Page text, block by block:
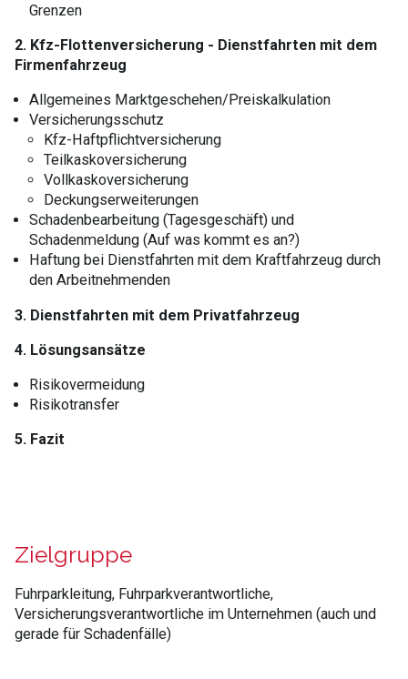
Grenzen
2. Kfz-Flottenversicherung - Dienstfahrten mit dem
Firmenfahrzeug
Allgemeines Marktgeschehen/Preiskalkulation
Versicherungsschutz
Kfz-Haftpflichtversicherung
Teilkaskoversicherung
Vollkaskoversicherung
Deckungserweiterungen
Schadenbearbeitung (Tagesgeschäft) und
Schadenmeldung (Auf was kommt es an?)
Haftung bei Dienstfahrten mit dem Kraftfahrzeug durch
den Arbeitnehmenden
3. Dienstfahrten mit dem Privatfahrzeug
4. Lösungsansätze
Risikovermeidung
Risikotransfer
5. Fazit
Zielgruppe
Fuhrparkleitung, Fuhrparkverantwortliche,
Versicherungsverantwortliche im Unternehmen (auch und
gerade für Schadenfälle)